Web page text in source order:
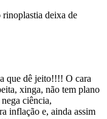
rinoplastia deixa de
que dê jeito!!!! O cara
xinga, não tem plano
ciência,
inflação e, ainda assim